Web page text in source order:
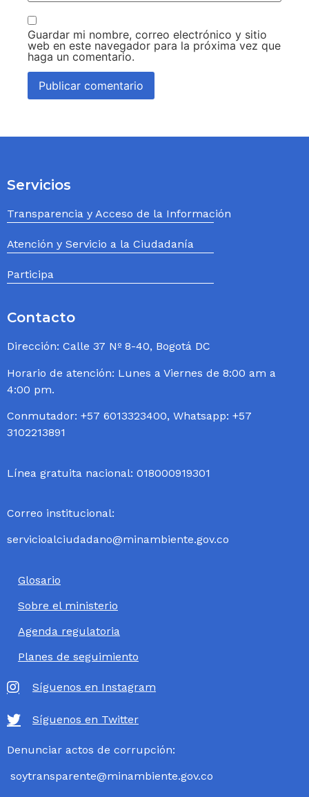
Guardar mi nombre, correo electrónico y sitio
web en este navegador para la próxima vez que
haga un comentario.
Servicios
Transparencia y Acceso de la Información
Atención y Servicio a la Ciudadanía
Participa
Contacto
Dirección: Calle 37 Nº 8-40, Bogotá DC
Horario de atención: Lunes a Viernes de 8:00 am a
4:00 pm.
Conmutador: +57 6013323400, Whatsapp: +57
3102213891
Línea gratuita nacional: 018000919301
Correo institucional:
servicioalciudadano@minambiente.gov.co
Glosario
Sobre el ministerio
Agenda regulatoria
Planes de seguimiento
Síguenos en Instagram
Síguenos en Twitter
Denunciar actos de corrupción:
soytransparente@minambiente.gov.co